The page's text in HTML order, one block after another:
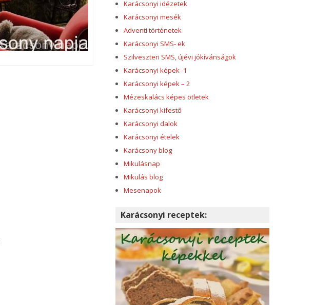
Karácsonyi idézetek
Karácsonyi mesék
Adventi történetek
Karácsonyi SMS- ek
Szilveszteri SMS, újévi jókívánságok
Karácsonyi képek -1
Karácsonyi képek – 2
Mézeskalács képes ötletek
Karácsonyi kifestő
Karácsonyi dalok
Karácsonyi ételek
Karácsony blog
Mikulásnap
Mikulás blog
Mesenapok
Karácsonyi receptek: